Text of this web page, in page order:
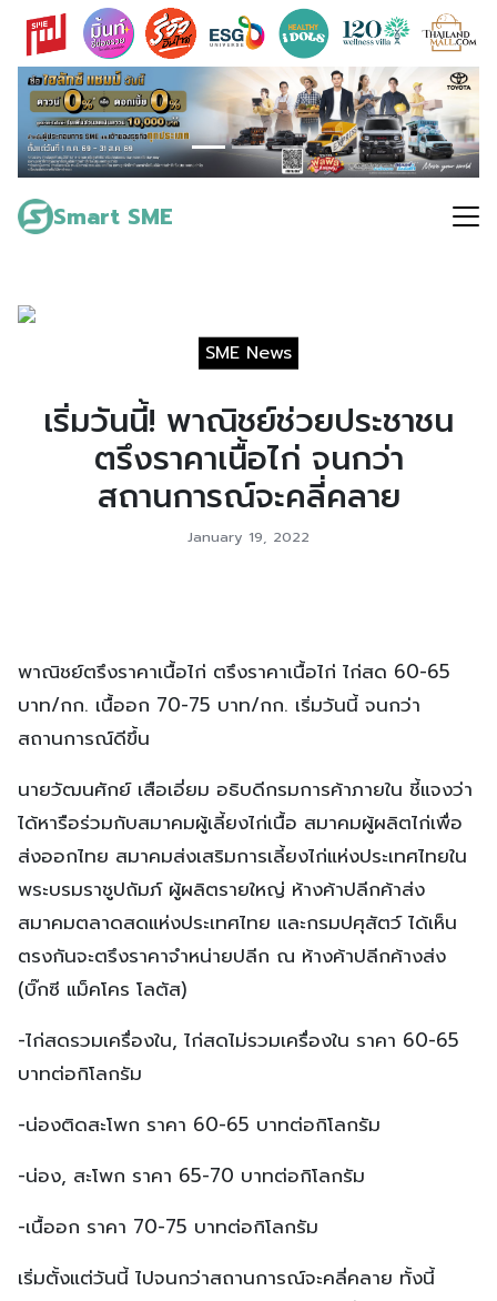
Skip
content
Smart SME
Search
for:
SME News
เริ่มวันนี้! พาณิชย์ช่วยประชาชน
ตรึงราคาเนื้อไก่ จนกว่า
สถานการณ์จะคลี่คลาย
January 19, 2022
พาณิชย์ตรึงราคาเนื้อไก่ ตรึงราคาเนื้อไก่ ไก่สด 60-65
บาท/กก. เนื้ออก 70-75 บาท/กก. เริ่มวันนี้ จนกว่า
สถานการณ์ดีขึ้น
นายวัฒนศักย์ เสือเอี่ยม อธิบดีกรมการค้าภายใน ชี้แจงว่า
ได้หารือร่วมกับสมาคมผู้เลี้ยงไก่เนื้อ สมาคมผู้ผลิตไก่เพื่อ
ส่งออกไทย สมาคมส่งเสริมการเลี้ยงไก่แห่งประเทศไทยใน
พระบรมราชูปถัมภ์ ผู้ผลิตรายใหญ่ ห้างค้าปลีกค้าส่ง
สมาคมตลาดสดแห่งประเทศไทย และกรมปศุสัตว์ ได้เห็น
ตรงกันจะตรึงราคาจำหน่ายปลีก ณ ห้างค้าปลีกค้างส่ง
(บิ๊กซี แม็คโคร โลตัส)
-ไก่สดรวมเครื่องใน, ไก่สดไม่รวมเครื่องใน ราคา 60-65
บาทต่อกิโลกรัม
-น่องติดสะโพก ราคา 60-65 บาทต่อกิโลกรัม
-น่อง, สะโพก ราคา 65-70 บาทต่อกิโลกรัม
-เนื้ออก ราคา 70-75 บาทต่อกิโลกรัม
เริ่มตั้งแต่วันนี้ ไปจนกว่าสถานการณ์จะคลี่คลาย ทั้งนี้